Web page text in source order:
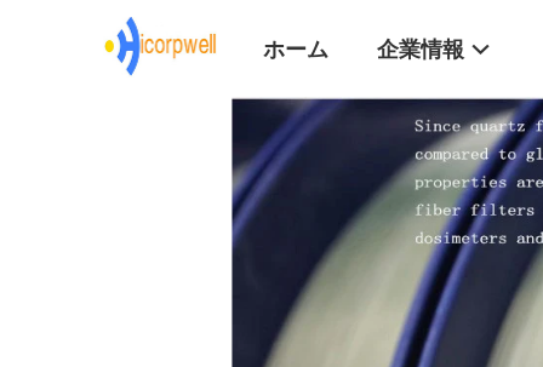
ホーム 企業情報